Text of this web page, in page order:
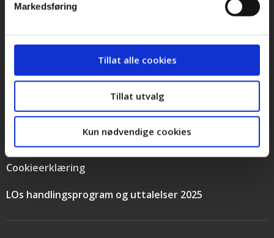
Markedsføring
Tillat alle cookies
Tillat utvalg
Kun nødvendige cookies
Snarveier
Kontakt oss
Bilder og logoer
Stilling ledig
Cookieerklæring
LOs handlingsprogram og uttalelser 2025